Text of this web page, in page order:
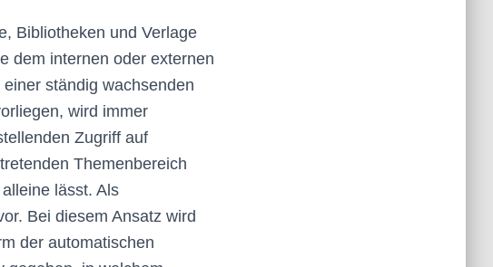
Bibliotheken und Verlage
dem internen oder externen
ständig wachsenden
wird immer
Zugriff auf
Themenbereich
lässt. Als
Bei diesem Ansatz wird
der automatischen